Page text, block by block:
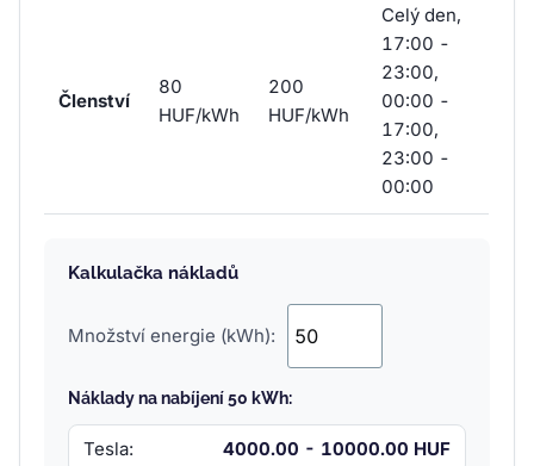
Členství
80
HUF/kWh
200
HUF/kWh
Celý den,
17:00 -
23:00,
00:00 -
17:00,
23:00 -
00:00
Kalkulačka nákladů
Množství energie (kWh):
Náklady na nabíjení 50 kWh:
Tesla: 4000.00 - 10000.00 HUF